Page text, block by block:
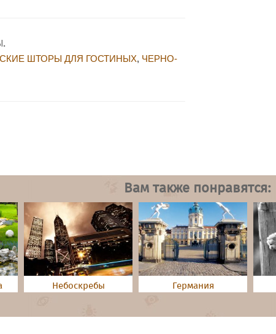
.
ШТОРЫ ДЛЯ ГОСТИНЫХ, ЧЕРНО-
Вам также понравятся:
Небоскребы Германия